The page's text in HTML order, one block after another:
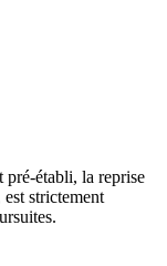
pré-établi, la reprise
strictement